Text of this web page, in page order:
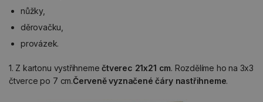
nůžky,
děrovačku,
provázek.
1. Z kartonu vystřihnemečtverec 21x21 cm. Rozdělíme ho na 3x3
čtverce po 7 cm.Červeně vyznačené čáry nastřihneme.